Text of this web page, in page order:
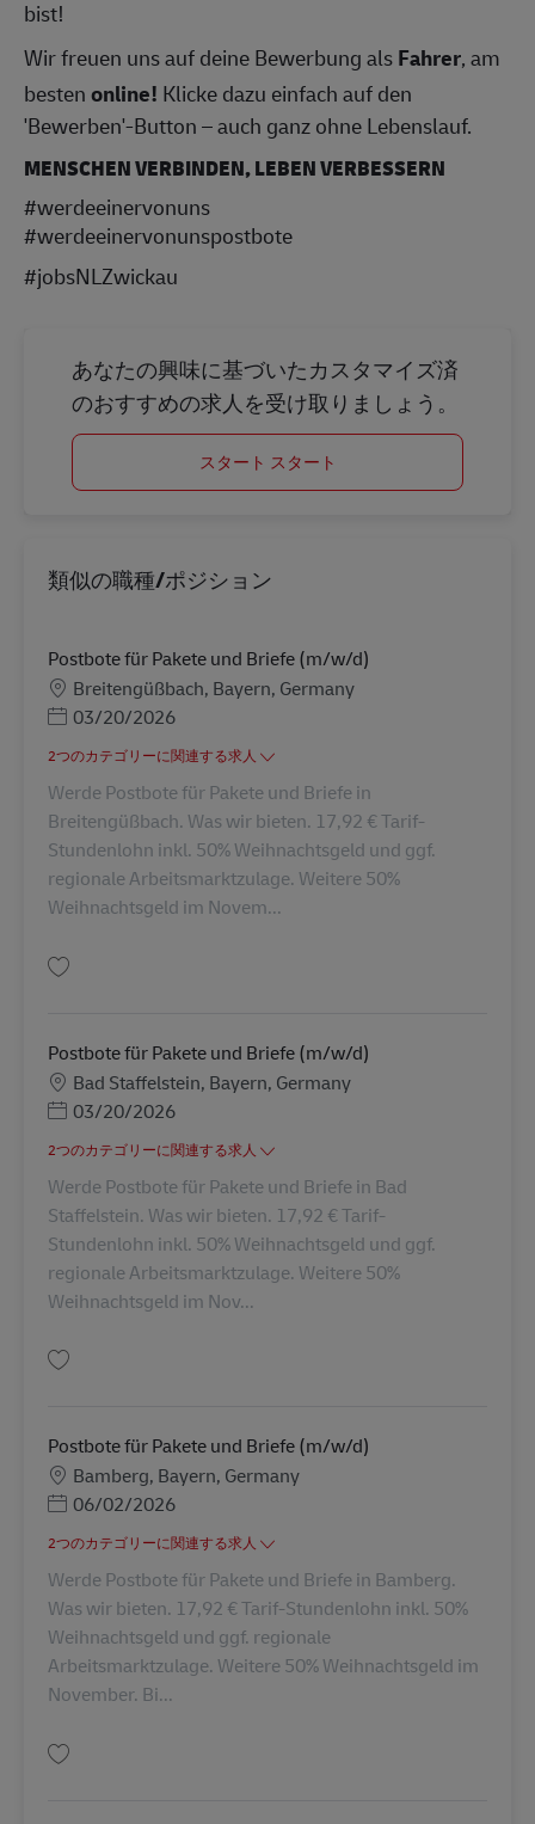
bist!
Wir freuen uns auf deine Bewerbung alsFahrer, am
bestenonline! Klicke dazu einfach auf den
'Bewerben'-Button – auch ganz ohne Lebenslauf.
MENSCHEN VERBINDEN, LEBEN VERBESSERN
#werdeeinervonuns
#werdeeinervonunspostbote
#jobsNLZwickau
あなたの興味に基づいたカスタマイズ済
のおすすめの求人を受け取りましょう。
スタート スタート
類似の職種/ポジション
Postbote für Pakete und Briefe (m/w/d)
勤務地
Breitengüßbach, Bayern, Germany
Posted Date
03/20/2026
2つのカテゴリーに関連する求人
Werde Postbote für Pakete und Briefe in
Breitengüßbach. Was wir bieten. 17,92 € Tarif-
Stundenlohn inkl. 50% Weihnachtsgeld und ggf.
regionale Arbeitsmarktzulage. Weitere 50%
Weihnachtsgeld im Novem...
Postbote für Pakete und Briefe (m/w/d)
勤務地
Bad Staffelstein, Bayern, Germany
Posted Date
03/20/2026
2つのカテゴリーに関連する求人
Werde Postbote für Pakete und Briefe in Bad
Staffelstein. Was wir bieten. 17,92 € Tarif-
Stundenlohn inkl. 50% Weihnachtsgeld und ggf.
regionale Arbeitsmarktzulage. Weitere 50%
Weihnachtsgeld im Nov...
Postbote für Pakete und Briefe (m/w/d)
勤務地
Bamberg, Bayern, Germany
Posted Date
06/02/2026
2つのカテゴリーに関連する求人
Werde Postbote für Pakete und Briefe in Bamberg.
Was wir bieten. 17,92 € Tarif-Stundenlohn inkl. 50%
Weihnachtsgeld und ggf. regionale
Arbeitsmarktzulage. Weitere 50% Weihnachtsgeld im
November. Bi...